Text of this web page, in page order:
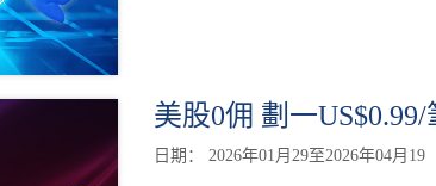
美股0佣 劃一US$0.99/
日期： 2026年01月29至2026年04月19